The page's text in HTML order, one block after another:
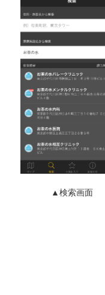
▲検索画面